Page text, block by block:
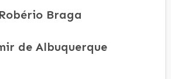
Robério Braga
de Albuquerque